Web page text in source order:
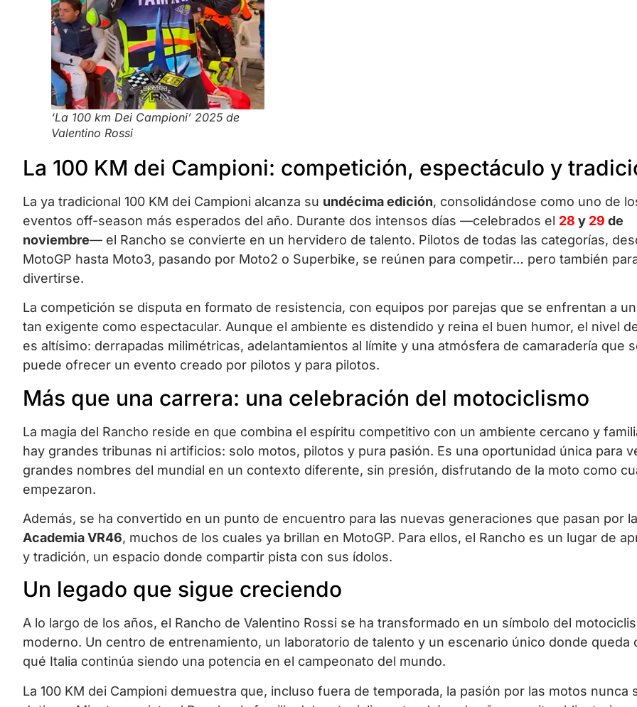
‘La 100 km Dei Campioni’ 2025 de
Valentino Rossi
La 100 KM dei Campioni: competición, espectáculo y
La ya tradicional 100 KM dei Campioni alcanza su undécima edición, consolidándose como uno de
eventos off-season más esperados del año. Durante dos intensos días —celebrados el 28 y 29 de
noviembre— el Rancho se convierte en un hervidero de talento. Pilotos de todas las categorías,
MotoGP hasta Moto3, pasando por Moto2 o Superbike, se reúnen para competir… pero también
divertirse.
La competición se disputa en formato de resistencia, con equipos por parejas que se enfrentan a
tan exigente como espectacular. Aunque el ambiente es distendido y reina el buen humor, el nivel
es altísimo: derrapadas milimétricas, adelantamientos al límite y una atmósfera de camaradería que
puede ofrecer un evento creado por pilotos y para pilotos.
Más que una carrera: una celebración del motociclismo
La magia del Rancho reside en que combina el espíritu competitivo con un ambiente cercano y
hay grandes tribunas ni artificios: solo motos, pilotos y pura pasión. Es una oportunidad única para
grandes nombres del mundial en un contexto diferente, sin presión, disfrutando de la moto como
empezaron.
Además, se ha convertido en un punto de encuentro para las nuevas generaciones que pasan por la
Academia VR46, muchos de los cuales ya brillan en MotoGP. Para ellos, el Rancho es un lugar de
y tradición, un espacio donde compartir pista con sus ídolos.
Un legado que sigue creciendo
A lo largo de los años, el Rancho de Valentino Rossi se ha transformado en un símbolo del
moderno. Un centro de entrenamiento, un laboratorio de talento y un escenario único donde queda
qué Italia continúa siendo una potencia en el campeonato del mundo.
La 100 KM dei Campioni demuestra que, incluso fuera de temporada, la pasión por las motos nunca